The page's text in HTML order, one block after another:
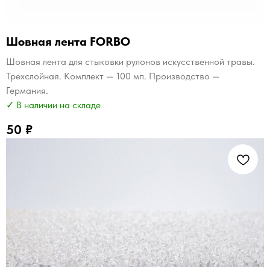
Шовная лента FORBO
Шовная лента для стыковки рулонов искусственной травы.
Трехслойная. Комплект — 100 мп. Производство —
Германия.
✓ В наличии на складе
50 ₽